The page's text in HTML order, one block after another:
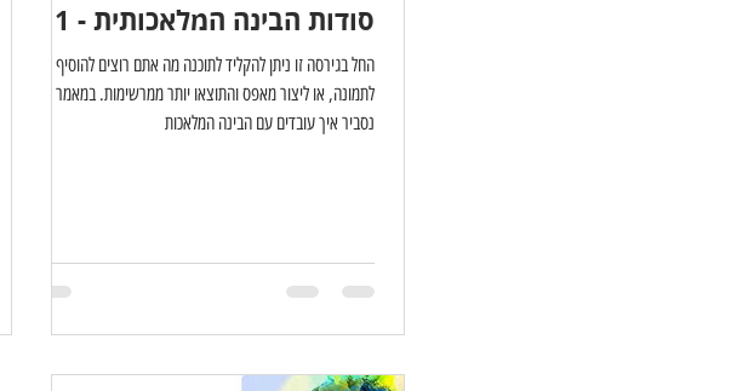
סודות הבינה המלאכותית - 1
החל בגירסה זו ניתן להקליד לתוכנה מה אתם רוצים להוסיף
לתמונה, או ליצור מאפס והתוצאו יותר ממרשימות. במאמר זה
נסביר איך עובדים עם הבינה המלאכות